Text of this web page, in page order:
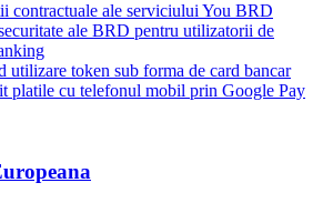
contractuale ale serviciului You BRD
ale BRD pentru utilizatorii de
utilizare token sub forma de card bancar
platile cu telefonul mobil prin Google Pay